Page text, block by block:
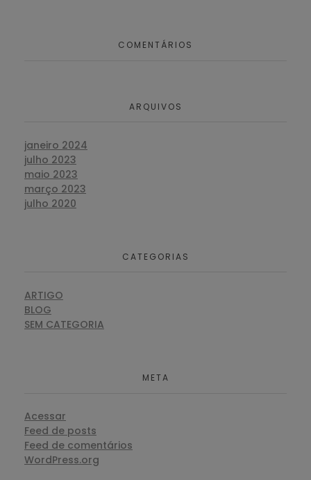
COMENTÁRIOS
ARQUIVOS
janeiro 2024
julho 2023
maio 2023
março 2023
julho 2020
CATEGORIAS
ARTIGO
BLOG
SEM CATEGORIA
META
Acessar
Feed de posts
Feed de comentários
WordPress.org